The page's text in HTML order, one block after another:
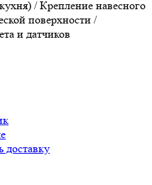
/ Крепление навесного
поверхности /
и датчиков
доставку